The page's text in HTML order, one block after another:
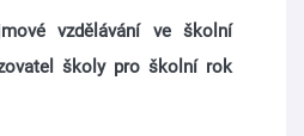
vzdělávání ve školní
školy pro školní rok